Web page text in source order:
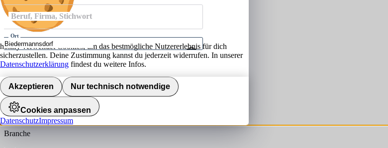
Beruf, Firma, Stichwort
Ort
Umkreis
Jobs finden
Anstellungsart
Branche
hokify verwendet Cookies, um das bestmögliche Nutzererlebnis für dich
sicherzustellen. Deine Zustimmung kannst du jederzeit widerrufen. In unserer
Datenschutzerklärung findest du weitere Infos.
Akzeptieren Nur technisch notwendige
Cookies anpassen
DatenschutzImpressum